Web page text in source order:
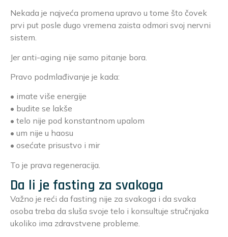
Nekada je najveća promena upravo u tome što čovek
prvi put posle dugo vremena zaista odmori svoj nervni
sistem.
Jer anti-aging nije samo pitanje bora.
Pravo podmlađivanje je kada:
• imate više energije
• budite se lakše
• telo nije pod konstantnom upalom
• um nije u haosu
• osećate prisustvo i mir
To je prava regeneracija.
Da li je fasting za svakoga
Važno je reći da fasting nije za svakoga i da svaka
osoba treba da sluša svoje telo i konsultuje stručnjaka
ukoliko ima zdravstvene probleme.